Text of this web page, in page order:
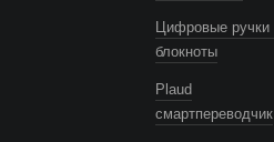
Цифровые ручки
блокноты
Plaud
смартпереводчик